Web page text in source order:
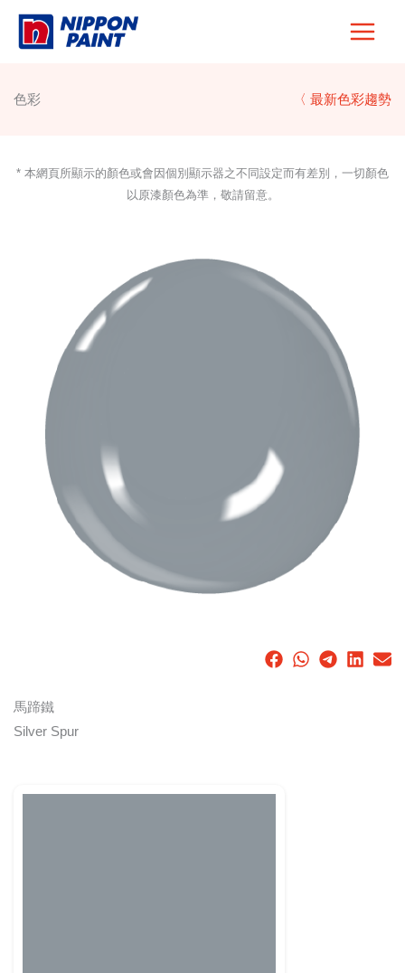
Skip
色彩 〈 最新色彩趨勢
* 本網頁所顯示的顏色或會因個別顯示器之不同設定而有差別，一切顏色
以原漆顏色為準，敬請留意。
馬蹄鐵
Silver Spur